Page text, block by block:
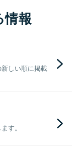
情報
しい順に掲載
す。